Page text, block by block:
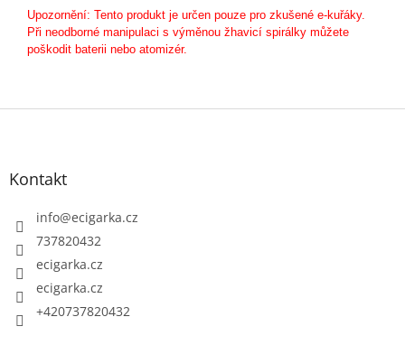
Upozornění: Tento produkt je určen pouze pro zkušené e-kuřáky.
Při neodborné manipulaci s výměnou žhavicí spirálky můžete
poškodit baterii nebo atomizér.
Kontakt
info@ecigarka.cz
737820432
ecigarka.cz
ecigarka.cz
+420737820432